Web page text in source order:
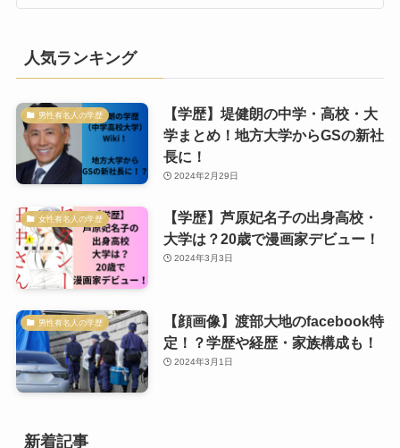
人気ランキング
男性有名人の学歴
【学歴】堤健朗の中学・高校・大
学まとめ！地方大学からGSの新社
長に！
2024年2月29日
女性有名人の学歴
【学歴】芦原妃名子の出身高校・
大学は？20歳で漫画家デビュー！
2024年3月3日
男性有名人の学歴
【顔画像】渡部大地のfacebook特
定！？学歴や経歴・家族構成も！
2024年3月1日
新着記事